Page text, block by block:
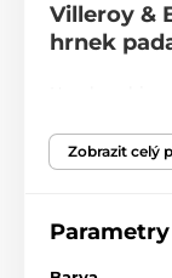
Villeroy &
hrnek
servírování
vyrobeno z
premium
Zobrazit celý
Parametry